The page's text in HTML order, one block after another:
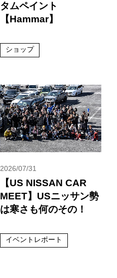
タムペイント
【Hammar】
ショップ
2026/07/31
【US NISSAN CAR
MEET】USニッサン勢
は寒さも何のその！
イベントレポート